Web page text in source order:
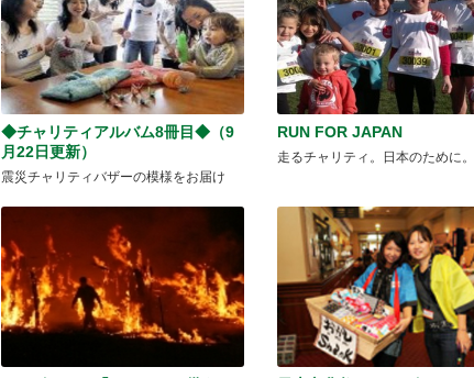
◆チャリティアルバム8冊目◆（9
月22日更新）
震災チャリティバザーの模様をお届け
RUN FOR JAPAN
走るチャリティ。日本のために。